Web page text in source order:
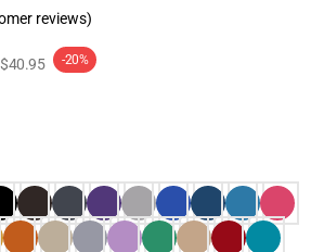
reviews)
$40.95 -20%